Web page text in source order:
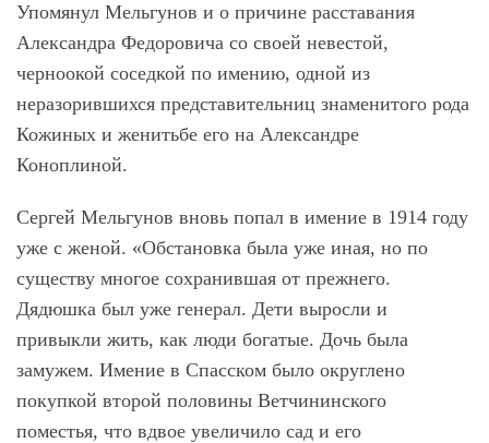
Упомянул Мельгунов и о причине расставания
Александра Федоровича со своей невестой,
черноокой соседкой по имению, одной из
неразорившихся представительниц знаменитого рода
Кожиных и женитьбе его на Александре
Коноплиной.
Сергей Мельгунов вновь попал в имение в 1914 году
уже с женой. «Обстановка была уже иная, но по
существу многое сохранившая от прежнего.
Дядюшка был уже генерал. Дети выросли и
привыкли жить, как люди богатые. Дочь была
замужем. Имение в Спасском было округлено
покупкой второй половины Ветчининского
поместья, что вдвое увеличило сад и его